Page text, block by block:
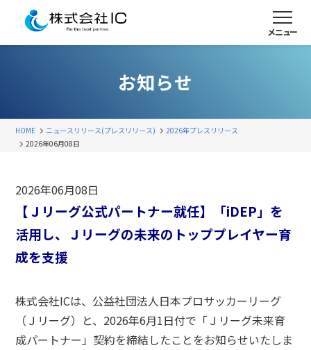
メニュー
お知らせ
HOME ニュースリリース(プレスリリース)
2026年プレスリリース
2026年06月08日
2026年06月08日
【Ｊリーグ公式パートナー就任】「iDEP」を
活用し、Ｊリーグの未来のトッププレイヤー育
成を支援
株式会社ICは、公益社団法人日本プロサッカーリーグ
（Ｊリーグ）と、 2026年6月1日付で「Ｊリーグ未来育
成パートナー」契約を締結したことをお知らせいたしま